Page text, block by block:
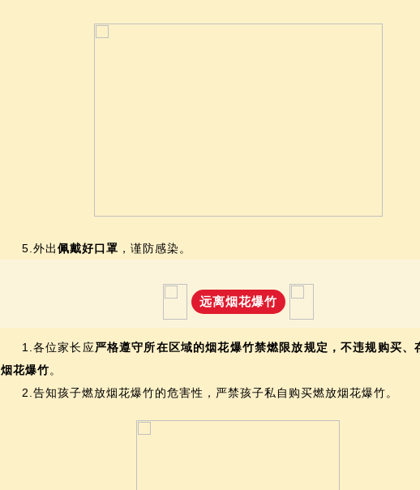
5.外出佩戴好口罩 ，谨防感染。
远离烟花爆竹
1.各位家长应严格遵守所在区域的烟花爆竹禁燃限放规定，不违规购买、
烟花爆竹。
2.告知孩子燃放烟花爆竹的危害性，严禁孩子私自购买燃放烟花爆竹。